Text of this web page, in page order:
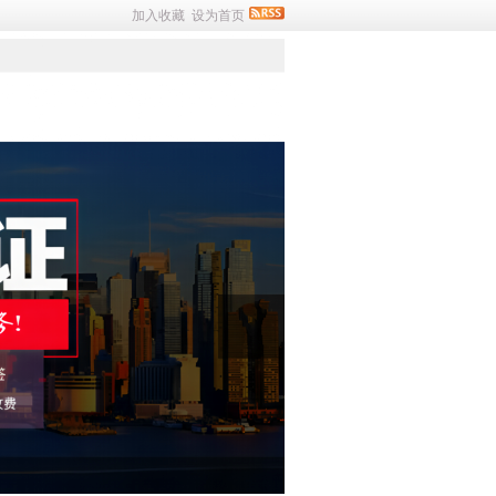
加入收藏 设为首页